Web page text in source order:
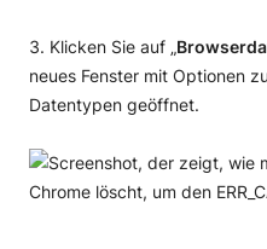
Klicken Sie auf „
neues Fenster mit Optionen
Datentypen geöffnet.